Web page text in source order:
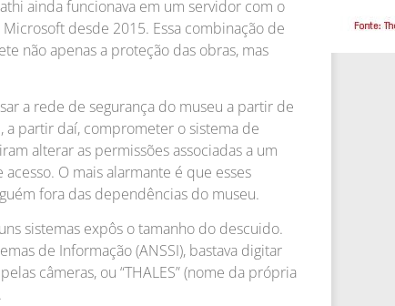
ainda funcionava em um servidor com o
desde 2015. Essa combinação de
não apenas a proteção das obras, mas
a rede de segurança do museu a partir de
partir daí, comprometer o sistema de
alterar as permissões associadas a um
O mais alarmante é que esses
fora das dependências do museu.
sistemas expôs o tamanho do descuido.
de Informação (ANSSI), bastava digitar
câmeras, ou “THALES” (nome da própria